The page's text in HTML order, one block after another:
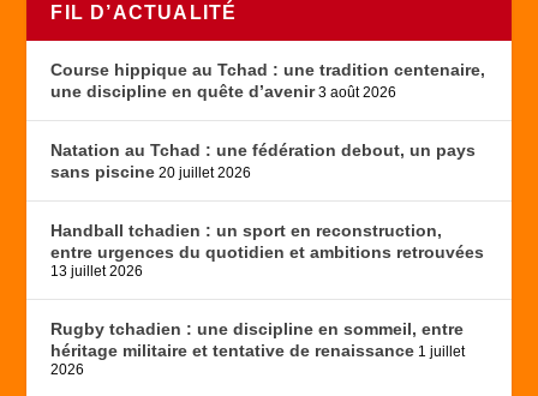
FIL D’ACTUALITÉ
Course hippique au Tchad : une tradition centenaire,
une discipline en quête d’avenir 3 août 2026
Natation au Tchad : une fédération debout, un pays
sans piscine 20 juillet 2026
Handball tchadien : un sport en reconstruction,
entre urgences du quotidien et ambitions retrouvées
13 juillet 2026
Rugby tchadien : une discipline en sommeil, entre
héritage militaire et tentative de renaissance 1 juillet
2026